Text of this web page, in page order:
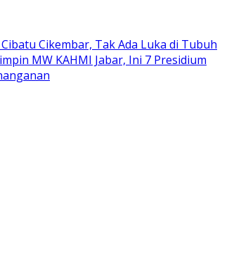
Cikembar, Tak Ada Luka di Tubuh
MW KAHMI Jabar, Ini 7 Presidium